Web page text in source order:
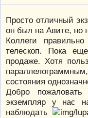
Просто отличный
он был на Авите, но
Коллеги
телескоп. Пока
продаже. Хотя
состояния
Добро
экземпляр у нас
наблюдать